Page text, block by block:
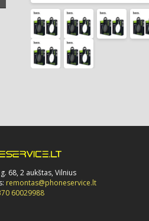
68, 2 aukštas, Vilnius
remontas@phoneservice.lt
60029988